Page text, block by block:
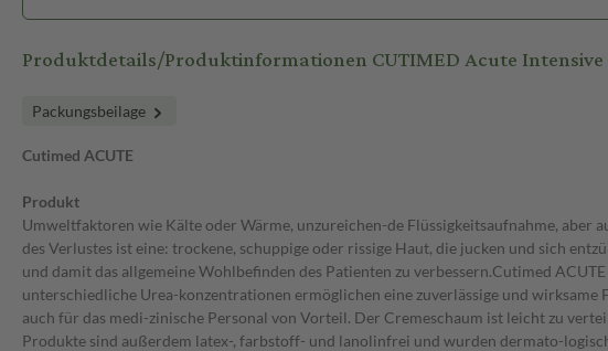
Produktdetails/Produktinformationen CUTIMED Acute Intensive
Packungsbeilage
Cutimed ACUTE
Produkt
Umweltfaktoren wie Kälte oder Wärme, unzureichen-de Flüssigkeitsaufnahme, aber
des Verlustes ist eine: trockene, schuppige oder rissige Haut, die jucken und sich
und damit das allgemeine Wohlbefinden des Patienten zu verbessern.Cutimed
unterschiedliche Urea-konzentrationen ermöglichen eine zuverlässige und
auch für das medi-zinische Personal von Vorteil. Der Cremeschaum ist leicht zu
Produkte sind außerdem latex-, farbstoff- und lanolinfrei und wurden dermato-